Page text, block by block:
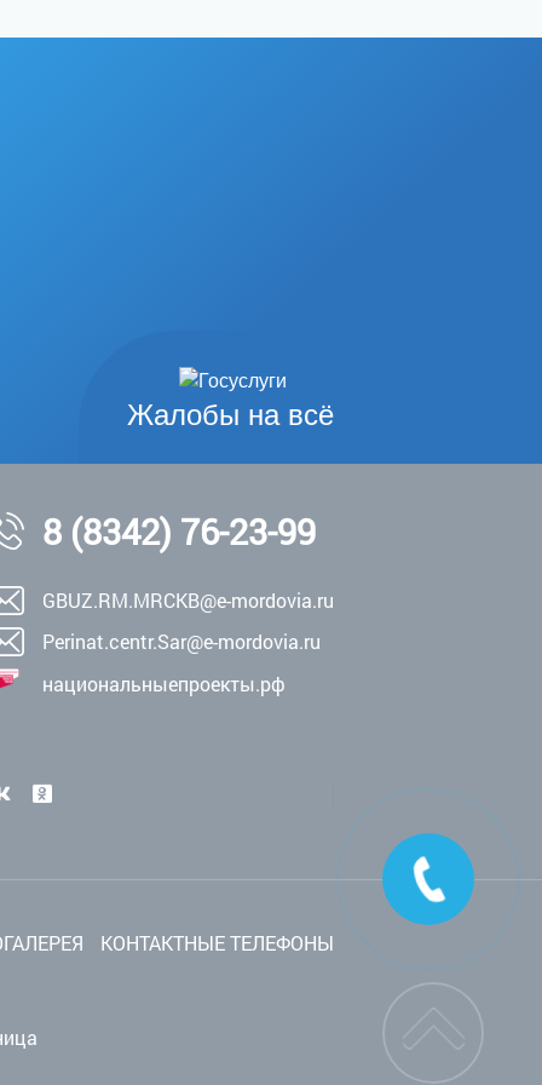
Жалобы на всё
8 (8342) 76-23-99
GBUZ.RM.MRCKB@e-mordovia.ru
Perinat.centr.Sar@e-mordovia.ru
национальныепроекты.рф
КОНТАКТНЫЕ ТЕЛЕФОНЫ